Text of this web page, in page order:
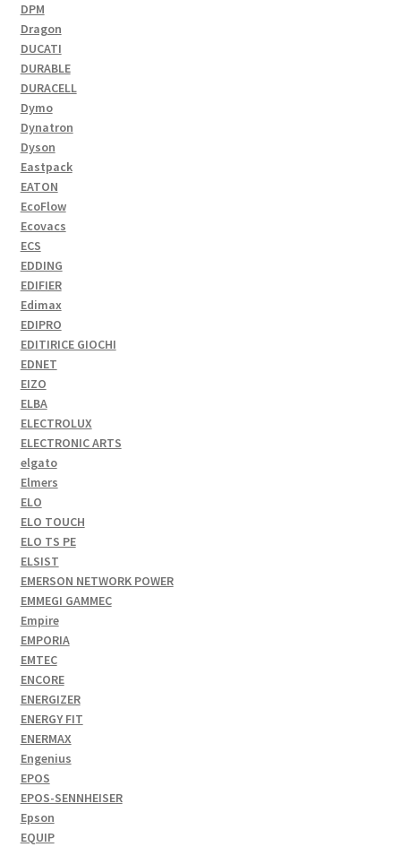
DPM
Dragon
DUCATI
DURABLE
DURACELL
Dymo
Dynatron
Dyson
Eastpack
EATON
EcoFlow
Ecovacs
ECS
EDDING
EDIFIER
Edimax
EDIPRO
EDITIRICE GIOCHI
EDNET
EIZO
ELBA
ELECTROLUX
ELECTRONIC ARTS
elgato
Elmers
ELO
ELO TOUCH
ELO TS PE
ELSIST
EMERSON NETWORK POWER
EMMEGI GAMMEC
Empire
EMPORIA
EMTEC
ENCORE
ENERGIZER
ENERGY FIT
ENERMAX
Engenius
EPOS
EPOS-SENNHEISER
Epson
EQUIP